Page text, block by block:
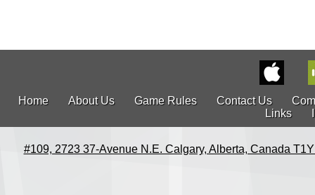
Home About Us Game Rules Contact Us
Links
#109, 2723 37-Avenue N.E. Calgary, Alberta, Canada